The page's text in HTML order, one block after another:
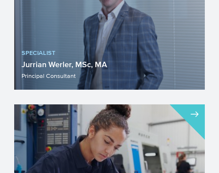
SPECIALIST
Jurrian Werler, MSc, MA
Principal Consultant